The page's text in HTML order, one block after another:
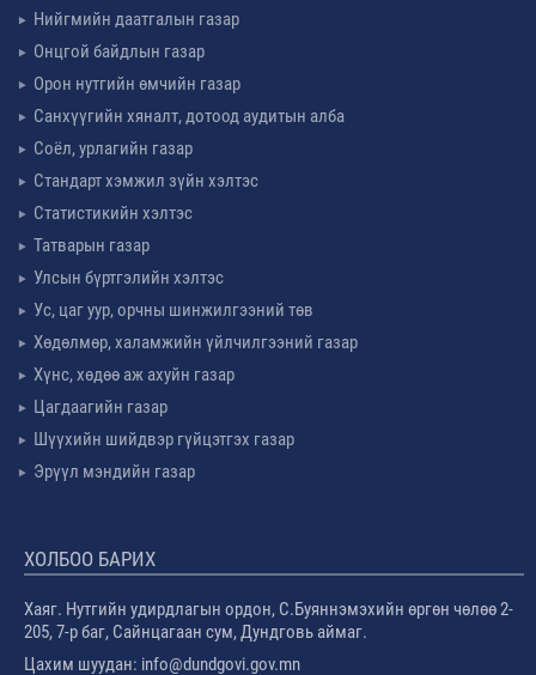
Нийгмийн даатгалын газар
Онцгой байдлын газар
Орон нутгийн өмчийн газар
Санхүүгийн хяналт, дотоод аудитын алба
Соёл, урлагийн газар
Стандарт хэмжил зүйн хэлтэс
Статистикийн хэлтэс
Татварын газар
Улсын бүртгэлийн хэлтэс
Ус, цаг уур, орчны шинжилгээний төв
Хөдөлмөр, халамжийн үйлчилгээний газар
Хүнс, хөдөө аж ахуйн газар
Цагдаагийн газар
Шүүхийн шийдвэр гүйцэтгэх газар
Эрүүл мэндийн газар
ХОЛБОО БАРИХ
Хаяг. Нутгийн удирдлагын ордон, С.Буяннэмэхийн өргөн чөлөө 2-
205, 7-р баг, Сайнцагаан сум, Дундговь аймаг.
Цахим шуудан: info@dundgovi.gov.mn